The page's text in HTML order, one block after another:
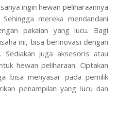
ingin hewan peliharaannya
mereka mendandani
pakaian yang lucu. Bagi
ini, bisa berinovasi dengan
Sediakan juga aksesoris atau
hewan peliharaan. Ciptakan
bisa menyasar pada pemilik
penampilan yang lucu dan